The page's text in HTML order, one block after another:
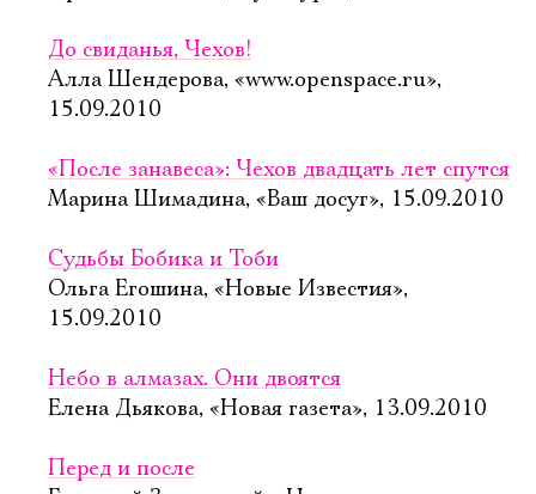
До свиданья, Чехов!
Алла Шендерова, «www.openspace.ru»,
15.09.2010
«После занавеса»: Чехов двадцать лет спутся
Марина Шимадина, «Ваш досуг», 15.09.2010
Судьбы Бобика и Тоби
Ольга Егошина, «Новые Известия»,
15.09.2010
Небо в алмазах. Они двоятся
Елена Дьякова, «Новая газета», 13.09.2010
Перед и после